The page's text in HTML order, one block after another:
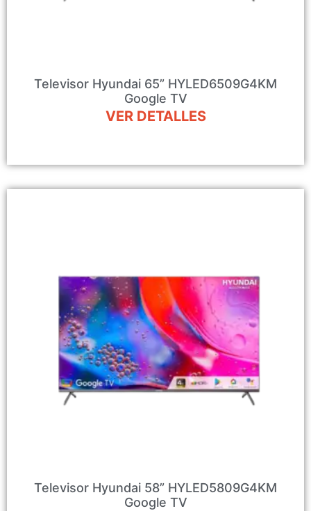
Televisor Hyundai 65” HYLED6509G4KM
Google TV
VER DETALLES
Televisor Hyundai 58” HYLED5809G4KM
Google TV